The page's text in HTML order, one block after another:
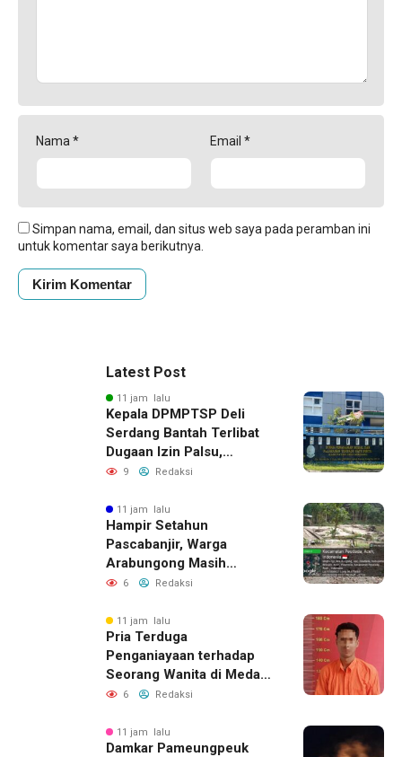
Nama * Email *
Simpan nama, email, dan situs web saya pada peramban ini
untuk komentar saya berikutnya.
Latest Post
11 jam lalu
Kepala DPMPTSP Deli
Serdang Bantah Terlibat
Dugaan Izin Palsu,
Tegaskan Proses
Jalur Resmi
9 Redaksi
11 jam lalu
Hampir Setahun
Pascabanjir, Warga
Arabungong Masih
Menunggu Bantuan
6 Redaksi
11 jam lalu
Pria Terduga
Penganiayaan terhadap
Seorang Wanita di Medan
Ditangkap Polisi
6 Redaksi
11 jam lalu
Damkar Pameungpeuk